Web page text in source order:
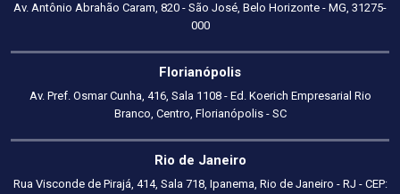
Av. Antônio Abrahão Caram, 820 - São José, Belo Horizonte - MG, 31275-
000
Florianópolis
Av. Pref. Osmar Cunha, 416, Sala 1108 - Ed. Koerich Empresarial Rio
Branco, Centro, Florianópolis - SC
Rio de Janeiro
Rua Visconde de Pirajá, 414, Sala 718, Ipanema, Rio de Janeiro - RJ - CEP: